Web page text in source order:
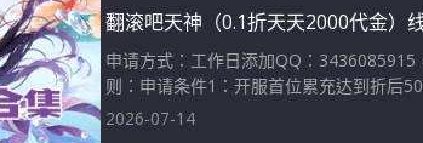
翻滚吧天神（0.1折天天2000代金）
申请方式：工作日添加QQ：
则：申请条件1：开服首位累充达到折后
2026-07-14